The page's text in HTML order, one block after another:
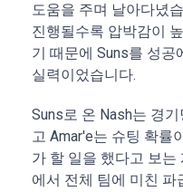
도움을 주며 날아다녔
진행될수록 압박감이
기 때문에 Suns를 성공
실력이었습니다.
Suns로 온 Nash는 경
고 Amar'e는 슈팅 확률
가 할 일을 했다고 보는
에서 전체 팀에 미친